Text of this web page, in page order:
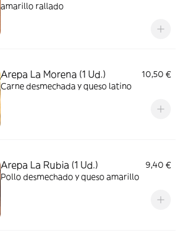
amarillo rallado
Arepa La Morena (1 Ud.)
10,50 €
Carne desmechada y queso latino
Arepa La Rubia (1 Ud.)
9,40 €
Pollo desmechado y queso amarillo